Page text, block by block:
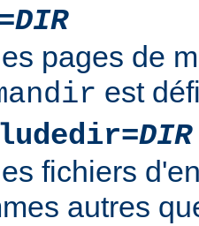
DIR
pages de
est
DIR
fichiers
autres